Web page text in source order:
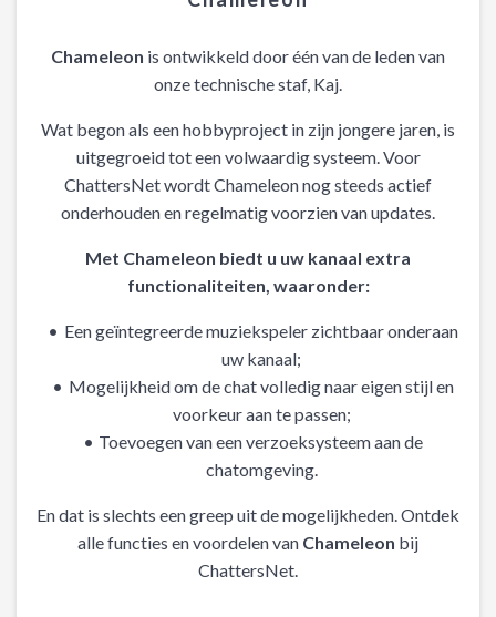
Chameleon is ontwikkeld door één van de leden van
onze technische staf, Kaj.
Wat begon als een hobbyproject in zijn jongere jaren, is
uitgegroeid tot een volwaardig systeem. Voor
ChattersNet wordt Chameleon nog steeds actief
onderhouden en regelmatig voorzien van updates.
Met Chameleon biedt u uw kanaal extra
functionaliteiten, waaronder:
Een geïntegreerde muziekspeler zichtbaar onderaan
uw kanaal;
Mogelijkheid om de chat volledig naar eigen stijl en
voorkeur aan te passen;
Toevoegen van een verzoeksysteem aan de
chatomgeving.
En dat is slechts een greep uit de mogelijkheden. Ontdek
alle functies en voordelen van Chameleon bij
ChattersNet.